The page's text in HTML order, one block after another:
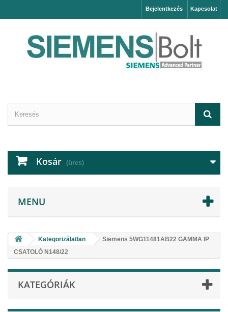
Kapcsolat
Bejelentkezés
Kosár (üres)
MENU
Kategorizálatlan
Siemens 5WG11481AB22 GAMMA IP
CSATOLÓ N148/22
KATEGÓRIÁK